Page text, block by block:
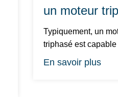
un moteur
Typiquement, un moteur
triphasé est capable de
fonctionner avec un
En savoir plus